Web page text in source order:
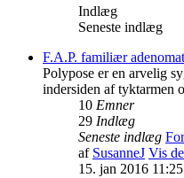
Indlæg
Seneste indlæg
F.A.P. familiær
Polypose er en arvelig
indersiden af tyktarmen
10 Emner
29 Indlæg
Seneste indlæg
af SusanneJ Vis
15. jan 2016 11:25